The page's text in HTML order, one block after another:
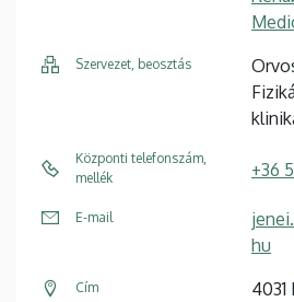
Szervezet, beosztás
Központi telefonszám,
mellék
+36
E-mail
hu
Cím